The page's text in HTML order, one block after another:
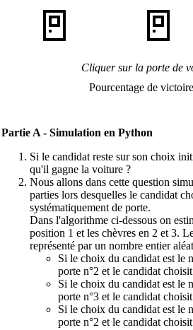
🚪 🚪
Cliquer sur la porte de
Pourcentage de
Partie A - Simulation en Python
Si le candidat reste sur son choix
qu'il gagne la voiture ?
Nous allons dans cette question
parties lors desquelles le candidat
systématiquement de porte.
Dans l'algorithme ci-dessous on
position 1 et les chèvres en 2 et 3.
représenté par un nombre entier
Si le choix du candidat est le
porte n°2 et le candidat
Si le choix du candidat est le
porte n°3 et le candidat
Si le choix du candidat est le
porte n°2 et le candidat